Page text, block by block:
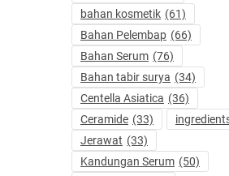
bahan kosmetik (61)
Bahan Pelembap (66)
Bahan Serum (76)
Bahan tabir surya (34)
Centella Asiatica (36)
Ceramide (33)
Jerawat (33)
Kandungan Serum (50)